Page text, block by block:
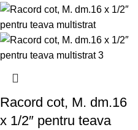
Racord cot, M. dm.16
x 1/2″ pentru teava